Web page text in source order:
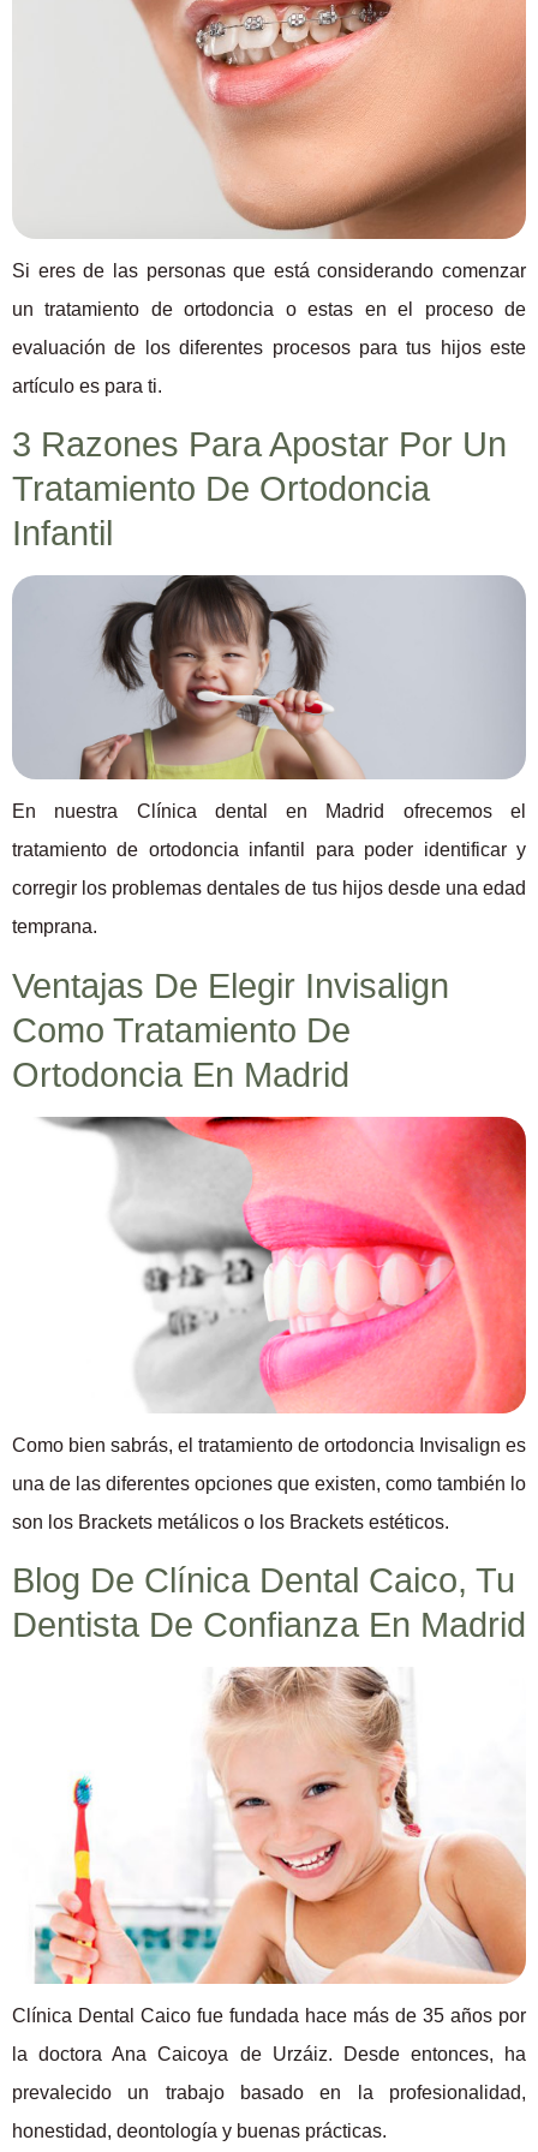
Si eres de las personas que está considerando comenzar
un tratamiento de ortodoncia o estas en el proceso de
evaluación de los diferentes procesos para tus hijos este
artículo es para ti.
3 Razones Para Apostar Por Un
Tratamiento De Ortodoncia
Infantil
En nuestra Clínica dental en Madrid ofrecemos el
tratamiento de ortodoncia infantil para poder identificar y
corregir los problemas dentales de tus hijos desde una edad
temprana.
Ventajas De Elegir Invisalign
Como Tratamiento De
Ortodoncia En Madrid
Como bien sabrás, el tratamiento de ortodoncia Invisalign es
una de las diferentes opciones que existen, como también lo
son los Brackets metálicos o los Brackets estéticos.
Blog De Clínica Dental Caico, Tu
Dentista De Confianza En Madrid
Clínica Dental Caico fue fundada hace más de 35 años por
la doctora Ana Caicoya de Urzáiz. Desde entonces, ha
prevalecido un trabajo basado en la profesionalidad,
honestidad, deontología y buenas prácticas.